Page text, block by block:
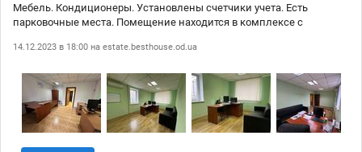
Мебель. Кондиционеры. Установлены счетчики учета. Есть
парковочные места. Помещение находится в комплексе с
типа. Также есть подземный паркинг.
14.12.2023 в 18:00 на estate.besthouse.od.ua